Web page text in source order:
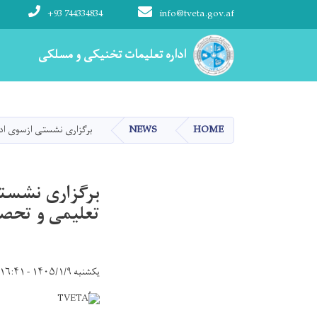
اداره تعلیمات تخنیکی و مسلکی
info@tveta.gov.af
+93 744334834
Main navigation
اداره تعلیمات تخنیکی و مسلکی
HOME
NEWS برگزاری نشستی ازسوی
برگزاری
تعلیمی و
یکشنبه ۱۴۰۵/۱/۹ - ۱۶:۴۱